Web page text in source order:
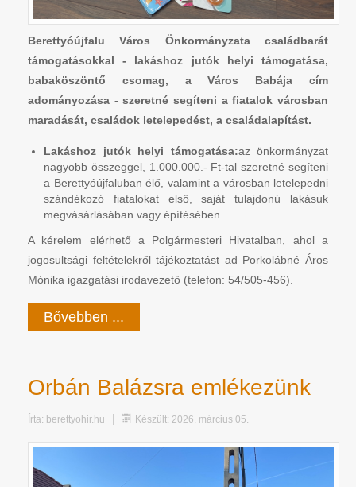
Berettyóújfalu Város Önkormányzata családbarát
támogatásokkal - lakáshoz jutók helyi támogatása,
babaköszöntő csomag, a Város Babája cím
adományozása - szeretné segíteni a fiatalok városban
maradását, családok letelepedést, a családalapítást.
Lakáshoz jutók helyi támogatása:az önkormányzat
nagyobb összeggel, 1.000.000.- Ft-tal szeretné segíteni
a Berettyóújfaluban élő, valamint a városban letelepedni
szándékozó fiatalokat első, saját tulajdonú lakásuk
megvásárlásában vagy építésében.
A kérelem elérhető a Polgármesteri Hivatalban, ahol a
jogosultsági feltételekről tájékoztatást ad Porkolábné Áros
Mónika igazgatási irodavezető (telefon: 54/505-456).
Bővebben ...
Orbán Balázsra emlékezünk
Írta: berettyohir.hu Készült: 2026. március 05.